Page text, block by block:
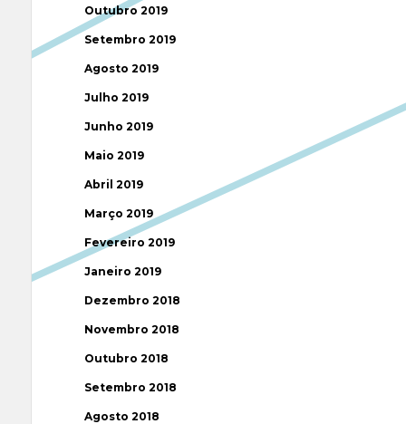
Outubro 2019
Setembro 2019
Agosto 2019
Julho 2019
Junho 2019
Maio 2019
Abril 2019
Março 2019
Fevereiro 2019
Janeiro 2019
Dezembro 2018
Novembro 2018
Outubro 2018
Setembro 2018
Agosto 2018